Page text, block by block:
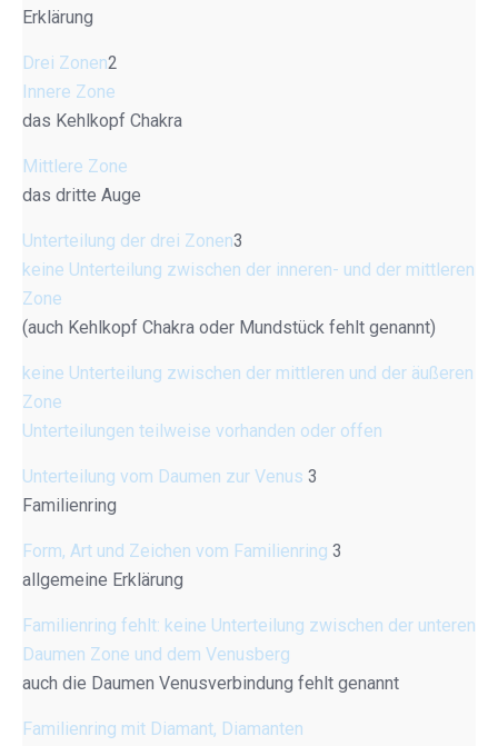
Erklärung
Drei Zonen2
Innere Zone
das Kehlkopf Chakra
Mittlere Zone
das dritte Auge
Unterteilung der drei Zonen3
keine Unterteilung zwischen der inneren- und der mittleren
Zone
(auch Kehlkopf Chakra oder Mundstück fehlt genannt)
keine Unterteilung zwischen der mittleren und der äußeren
Zone
Unterteilungen teilweise vorhanden oder offen
Unterteilung vom Daumen zur Venus 3
Familienring
Form, Art und Zeichen vom Familienring 3
allgemeine Erklärung
Familienring fehlt: keine Unterteilung zwischen der unteren
Daumen Zone und dem Venusberg
auch die Daumen Venusverbindung fehlt genannt
Familienring mit Diamant, Diamanten